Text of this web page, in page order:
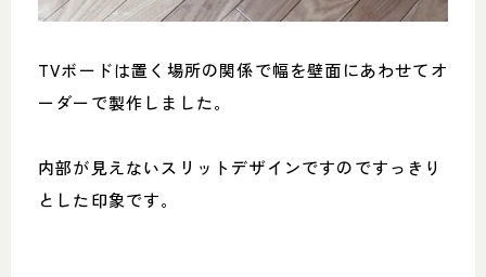
TVボードは置く場所の関係で幅を壁面にあわせてオ
ーダーで製作しました。
内部が見えないスリットデザインですのですっきり
とした印象です。